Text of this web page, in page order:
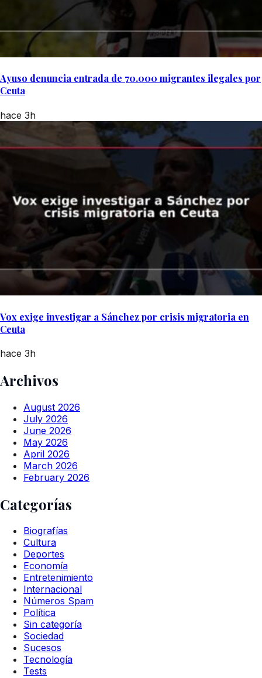
Ayuso denuncia entrada de 70.000 migrantes ilegales por
Ceuta
hace 3h
Vox exige investigar a Sánchez por crisis migratoria en
Ceuta
hace 3h
Archivos
August 2026
July 2026
June 2026
May 2026
April 2026
March 2026
February 2026
Categorías
Biografías
Cultura
Deportes
Economía
Entretenimiento
Internacional
Números Spam
Política
Sin categoría
Sociedad
Sucesos
Tecnología
Tests